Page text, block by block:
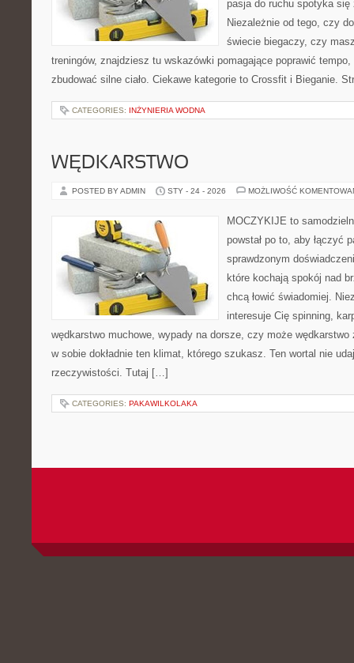
pasja do ruchu spotyka
Niezależnie od tego, czy
świecie biegaczy, czy
treningów, znajdziesz tu wskazówki pomagające poprawić
zbudować silne ciało. Ciekawe kategorie to Crossfit i Bieganie.
CATEGORIES: INŻYNIERIA WODNA
WĘDKARSTWO
POSTED BY ADMIN STY - 24 - 2026 MOŻLIWOŚĆ
MOCZYKIJE to
powstał po to, aby łączyć
sprawdzonym
które kochają spokój nad
chcą łowić świadomiej.
interesuje Cię spinning,
wędkarstwo muchowe, wypady na dorsze, czy może
w sobie dokładnie ten klimat, którego szukasz. Ten wortal nie
rzeczywistości. Tutaj […]
CATEGORIES: PAKAWILKOLAKA